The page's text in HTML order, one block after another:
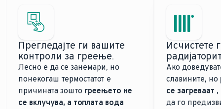
Прегледајте ги вашите
контроли за греење.
Лесно е да се занемари, но
понекогаш термостатот е
причината зошто греењето не
се вклучува, а топлата вода
Исчистете
Ако
славините, но
се загреваат ,
да го